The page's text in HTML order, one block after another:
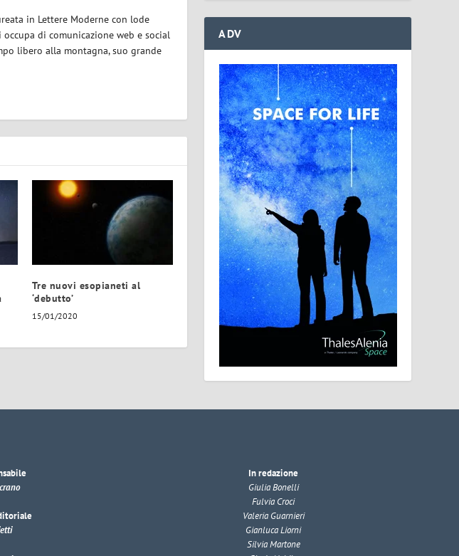
in Lettere Moderne con lode
di comunicazione web e social
libero alla montagna, suo grande
Tre nuovi esopianeti al
‘debutto’
15/01/2020
ADV
In redazione
Giulia Bonelli
Fulvia Croci
Valeria Guarnieri
Gianluca Liorni
Silvia Martone